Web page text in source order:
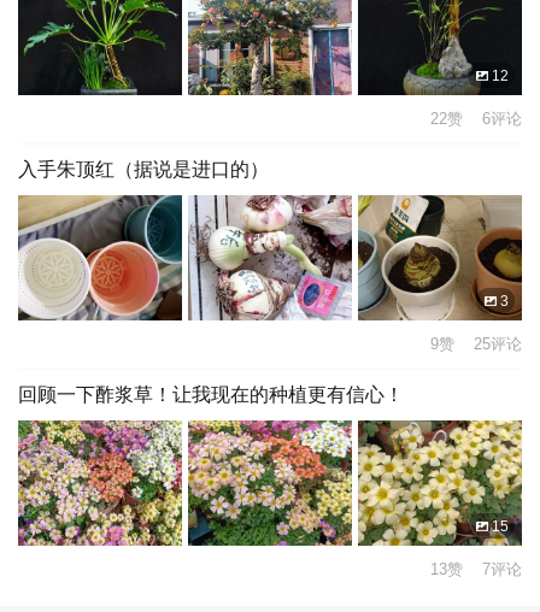
12
22赞 6评论
入手朱顶红（据说是进口的）
3
9赞 25评论
回顾一下酢浆草！让我现在的种植更有信心！
15
13赞 7评论